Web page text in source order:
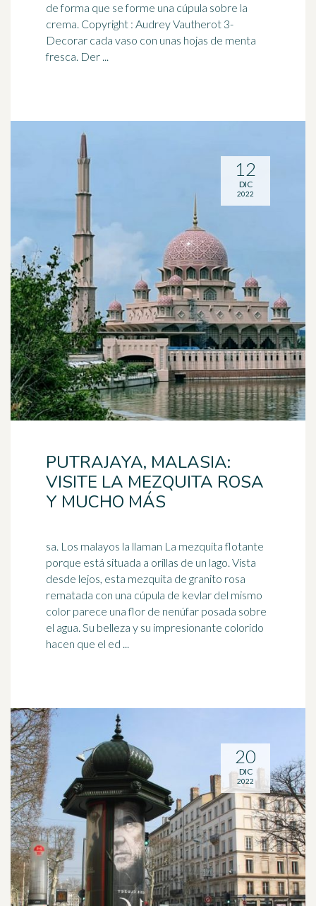
de forma que se forme una cúpula sobre la
crema. Copyright : Audrey Vautherot 3-
Decorar cada vaso con unas hojas de menta
fresca. Der ...
PUTRAJAYA, MALASIA:
VISITE LA MEZQUITA ROSA
Y MUCHO MÁS
sa. Los malayos la llaman La mezquita flotante
porque está situada a orillas de un lago. Vista
desde lejos, esta mezquita de granito rosa
rematada con una cúpula de kevlar del mismo
color parece una flor de nenúfar posada sobre
el agua. Su belleza y su impresionante colorido
hacen que el ed ...
12
DIC
2022
20
DIC
2022